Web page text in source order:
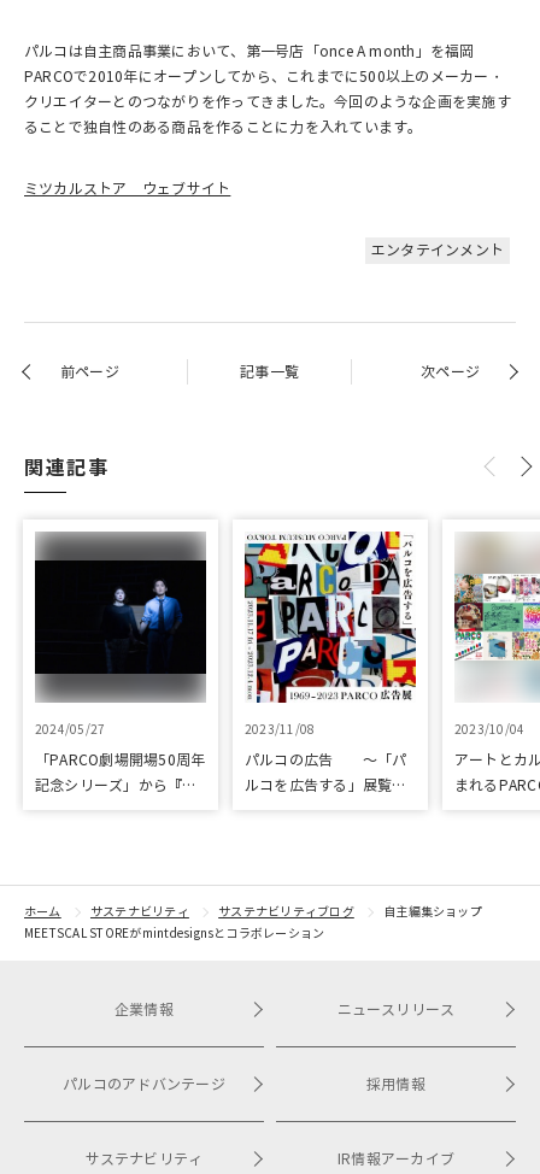
パルコは自主商品事業において、第一号店「once A month」を福岡
PARCOで2010年にオープンしてから、これまでに500以上のメーカー・
クリエイターとのつながりを作ってきました。今回のような企画を実施す
ることで独自性のある商品を作ることに力を入れています。
ミツカルストア ウェブサイト
エンタテインメント
前ページ 記事一覧 次ページ
関連記事
2024/05/27
「PARCO劇場開場50周年
記念シリーズ」から『ラ
2023/11/08
パルコの広告 ～「パ
ルコを広告する」展覧会
2023/10/04
アートとカ
まれる
ホーム サステナビリティ サステナビリティブログ
自主編集ショップ
MEETSCAL STOREがmintdesignsとコラボレーション
企業情報
パルコのアドバンテージ
サステナビリティ
ニュースリリース
採用情報
IR情報アーカイブ